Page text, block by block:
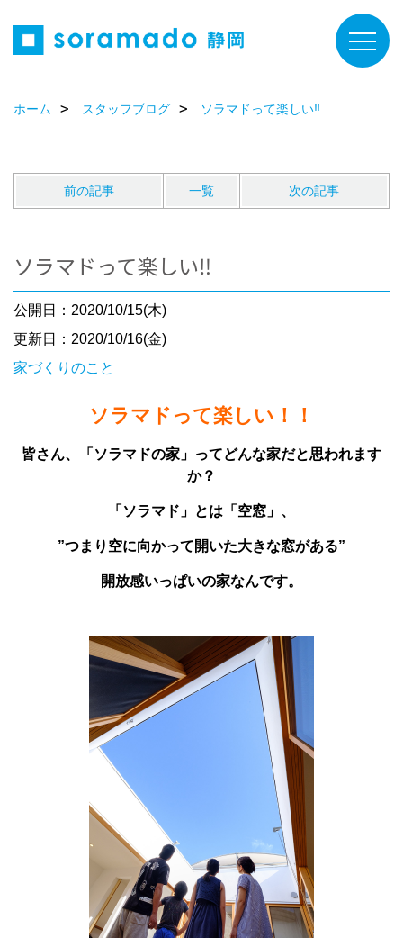
ホーム スタッフブログ ソラマドって楽しい‼
前の記事 一覧 次の記事
ソラマドって楽しい‼
公開日：2020/10/15(木)
更新日：2020/10/16(金)
家づくりのこと
ソラマドって楽しい！！
皆さん、「ソラマドの家」ってどんな家だと思われます
か？
「ソラマド」とは「空窓」、
”つまり空に向かって開いた大きな窓がある”
開放感いっぱいの家なんです。